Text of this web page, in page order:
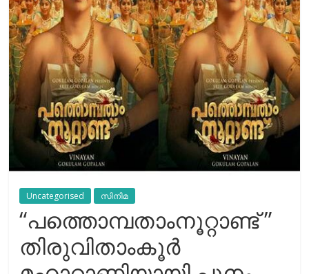
Uncategorised സിനിമ
“പത്തൊമ്പതാംനൂറ്റാണ്ട് ”
തിരുവിതാംകൂർ